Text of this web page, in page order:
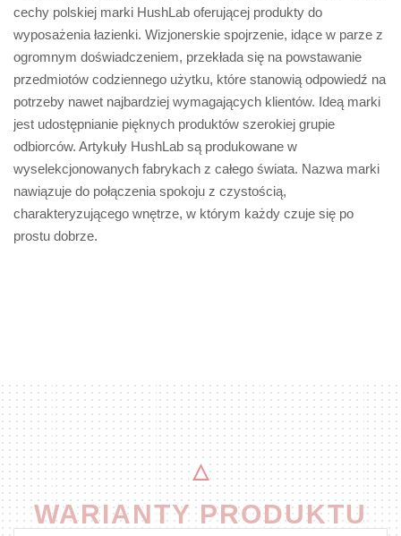
cechy polskiej marki HushLab oferującej produkty do
wyposażenia łazienki. Wizjonerskie spojrzenie, idące w parze z
ogromnym doświadczeniem, przekłada się na powstawanie
przedmiotów codziennego użytku, które stanowią odpowiedź na
potrzeby nawet najbardziej wymagających klientów. Ideą marki
jest udostępnianie pięknych produktów szerokiej grupie
odbiorców. Artykuły HushLab są produkowane w
wyselekcjonowanych fabrykach z całego świata. Nazwa marki
nawiązuje do połączenia spokoju z czystością,
charakteryzującego wnętrze, w którym każdy czuje się po
prostu dobrze.
WARIANTY PRODUKTU